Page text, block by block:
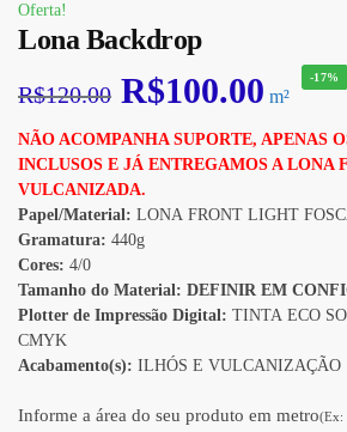
Oferta!
Lona Backdrop
R$120.00 R$100.00 m²
-17%
NÃO ACOMPANHA SUPORTE, APENAS
INCLUSOS E JÁ ENTREGAMOS A LONA
VULCANIZADA.
Papel/Material: LONA FRONT LIGHT
Gramatura: 440g
Cores: 4/0
Tamanho do Material: DEFINIR EM
Plotter de Impressão Digital: TINTA ECO
CMYK
Acabamento(s): ILHÓS E VULCANIZAÇÃO
Informe a área do seu produto em metro(Ex: